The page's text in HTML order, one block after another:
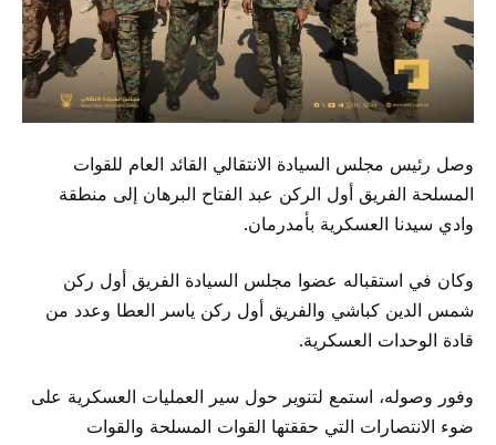
وصل رئيس مجلس السيادة الانتقالي القائد العام للقوات
المسلحة الفريق أول الركن عبد الفتاح البرهان إلى منطقة
وادي سيدنا العسكرية بأمدرمان.
وكان في استقباله عضوا مجلس السيادة الفريق أول ركن
شمس الدين كباشي والفريق أول ركن ياسر العطا وعدد من
قادة الوحدات العسكرية.
وفور وصوله، استمع لتنوير حول سير العمليات العسكرية على
ضوء الانتصارات التي حققتها القوات المسلحة والقوات